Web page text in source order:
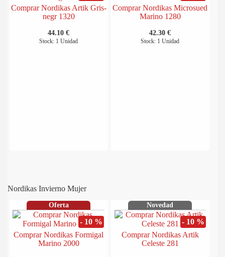
Comprar Nordikas Artik Gris-
negr 1320
44.10 €
Stock: 1 Unidad
Comprar Nordikas Microsued
Marino 1280
42.30 €
Stock: 1 Unidad
Nordikas Invierno Mujer
Oferta
- 10 %
Comprar Nordikas Formigal
Marino 2000
Novedad
- 10 %
Comprar Nordikas Artik
Celeste 281